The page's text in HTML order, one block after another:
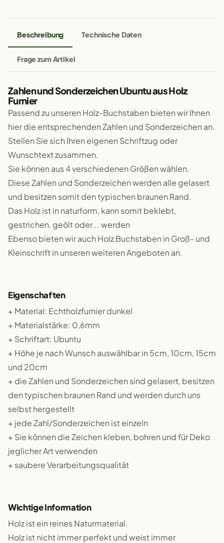
Beschreibung Technische Daten
Frage zum Artikel
Zahlen und Sonderzeichen Ubuntu aus Holz
Furnier
Passend zu unseren Holz-Buchstaben bieten wir Ihnen
hier die entsprechenden Zahlen und Sonderzeichen an.
Stellen Sie sich Ihren eigenen Schriftzug oder
Wunschtext zusammen.
Sie können aus 4 verschiedenen Größen wählen.
Diese Zahlen und Sonderzeichen werden alle gelasert
und besitzen somit den typischen braunen Rand.
Das Holz ist in naturform, kann somit beklebt,
gestrichen, geölt oder... werden
Ebenso bieten wir auch Holz Buchstaben in Groß- und
Kleinschrift in unseren weiteren Angeboten an.
Eigenschaften
+ Material: Echtholzfurnier dunkel
+ Materialstärke: 0,6mm
+ Schriftart: Ubuntu
+ Höhe je nach Wunsch auswählbar in 5cm, 10cm, 15cm
und 20cm
+ die Zahlen und Sonderzeichen sind gelasert, besitzen
den typischen braunen Rand und werden durch uns
selbst hergestellt
+ jede Zahl/Sonderzeichen ist einzeln
+ Sie können die Zeichen kleben, bohren und für Deko
jeglicher Art verwenden
+ saubere Verarbeitungsqualität
Wichtige Information
Holz ist ein reines Naturmaterial.
Holz ist nicht immer perfekt und weist immer